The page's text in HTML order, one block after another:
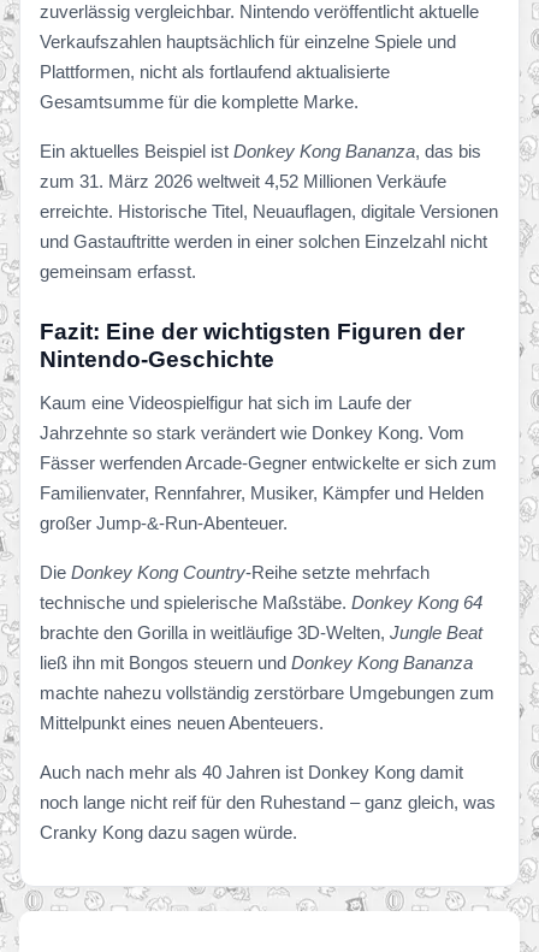
zuverlässig vergleichbar. Nintendo veröffentlicht aktuelle
Verkaufszahlen hauptsächlich für einzelne Spiele und
Plattformen, nicht als fortlaufend aktualisierte
Gesamtsumme für die komplette Marke.
Ein aktuelles Beispiel ist Donkey Kong Bananza, das bis
zum 31. März 2026 weltweit 4,52 Millionen Verkäufe
erreichte. Historische Titel, Neuauflagen, digitale Versionen
und Gastauftritte werden in einer solchen Einzelzahl nicht
gemeinsam erfasst.
Fazit: Eine der wichtigsten Figuren der
Nintendo-Geschichte
Kaum eine Videospielfigur hat sich im Laufe der
Jahrzehnte so stark verändert wie Donkey Kong. Vom
Fässer werfenden Arcade-Gegner entwickelte er sich zum
Familienvater, Rennfahrer, Musiker, Kämpfer und Helden
großer Jump-&-Run-Abenteuer.
Die Donkey Kong Country-Reihe setzte mehrfach
technische und spielerische Maßstäbe. Donkey Kong 64
brachte den Gorilla in weitläufige 3D-Welten, Jungle Beat
ließ ihn mit Bongos steuern und Donkey Kong Bananza
machte nahezu vollständig zerstörbare Umgebungen zum
Mittelpunkt eines neuen Abenteuers.
Auch nach mehr als 40 Jahren ist Donkey Kong damit
noch lange nicht reif für den Ruhestand – ganz gleich, was
Cranky Kong dazu sagen würde.